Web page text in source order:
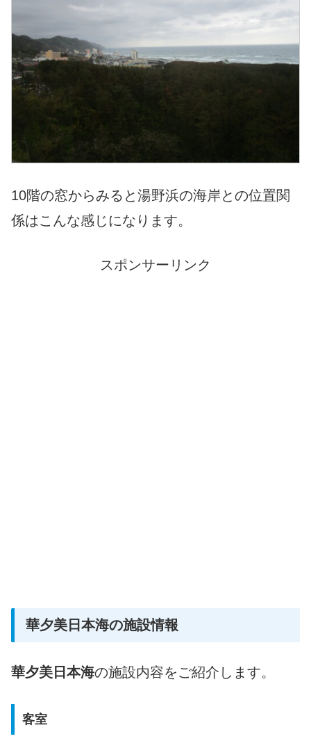
10階の窓からみると湯野浜の海岸との位置関
係はこんな感じになります。
スポンサーリンク
華夕美日本海の施設情報
華夕美日本海の施設内容をご紹介します。
客室